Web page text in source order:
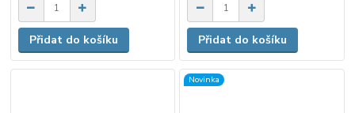
Přidat do košíku Přidat do košíku
Novinka